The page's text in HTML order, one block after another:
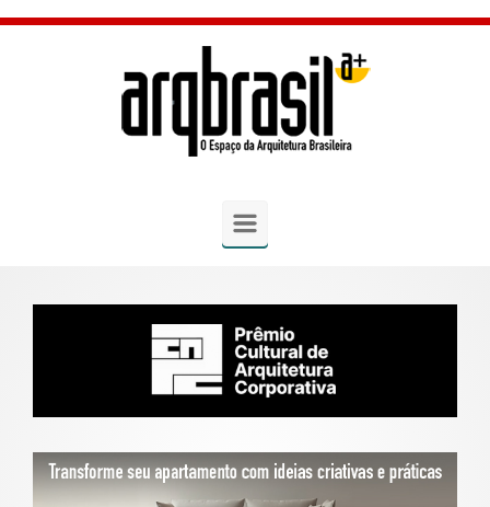
Skip to main content